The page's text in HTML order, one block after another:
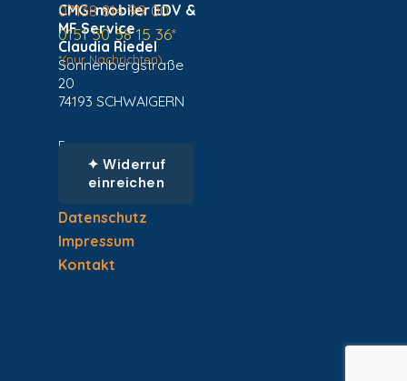
Fragen zu
AGBs
Datenschutz
Impressum
Kontakt
CMG-mobiler EDV &
MF Service
Claudia Riedel
Sonnenbergstraße
20
74193 SCHWAIGERN
07138 814 99 00
0151 50 58 15 36*
*(nur Nachrichten)
✦ Widerruf
einreichen